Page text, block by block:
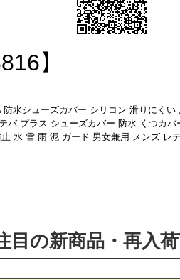
】
水シューズカバー シリコン 滑りにく
バ プラス シューズカバー 防水 くつカ
水 雪 雨 泥 ガード 男女兼用 メンズ レ
目の新商品・再入